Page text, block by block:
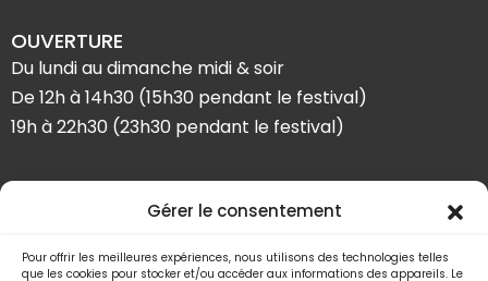
Gérer le consentement
Pour offrir les meilleures expériences, nous utilisons des technologies telles
que les cookies pour stocker et/ou accéder aux informations des appareils. Le
OUVERTURE
Du lundi au dimanche midi & soir
De 12h à 14h30 (15h30 pendant le festival)
19h à 22h30 (23h30 pendant le festival)